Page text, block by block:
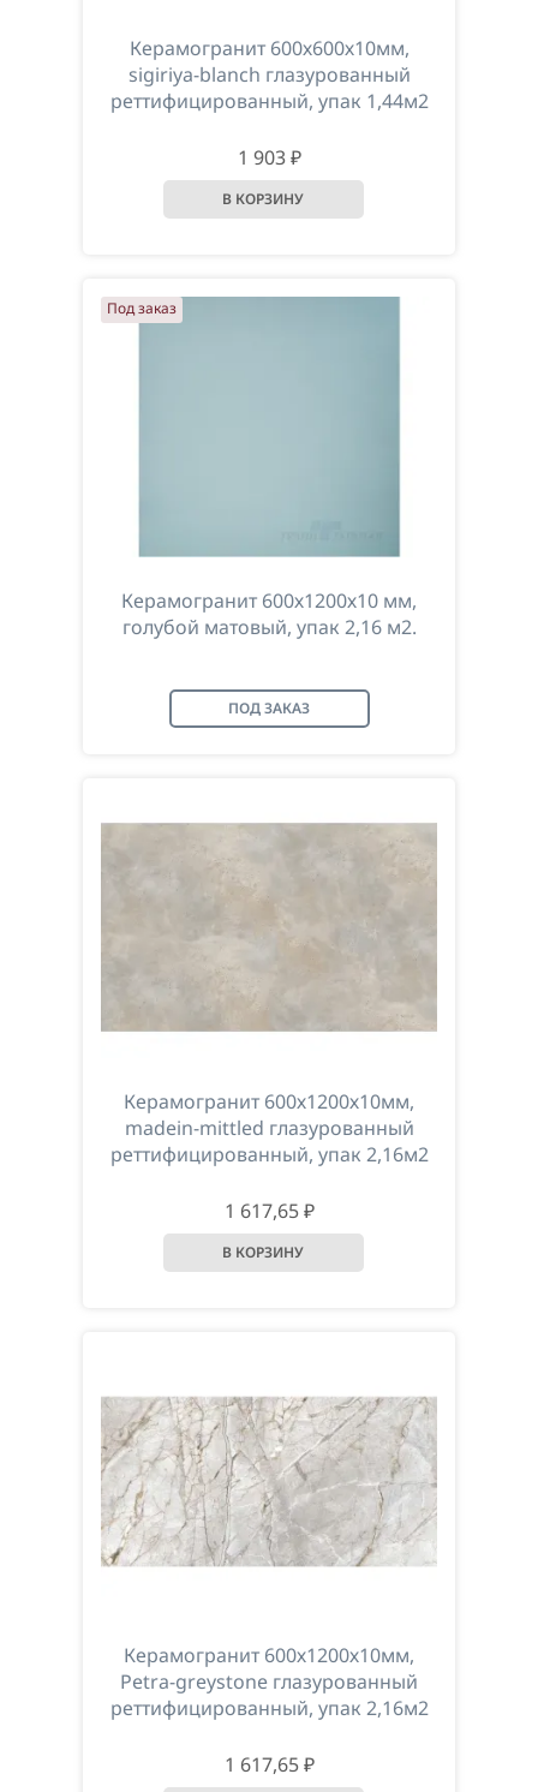
Керамогранит 600х600х10мм,
sigiriya-blanch глазурованный
реттифицированный, упак 1,44м2
1 903 ₽
Керамогранит 600х1200х10 мм,
голубой матовый, упак 2,16 м2.
ПОД ЗАКАЗ
Под заказ
Керамогранит 600х1200х10мм,
madein-mittled глазурованный
реттифицированный, упак 2,16м2
1 617,65 ₽
Керамогранит 600х1200х10мм,
Petra-greystone глазурованный
реттифицированный, упак 2,16м2
1 617,65 ₽